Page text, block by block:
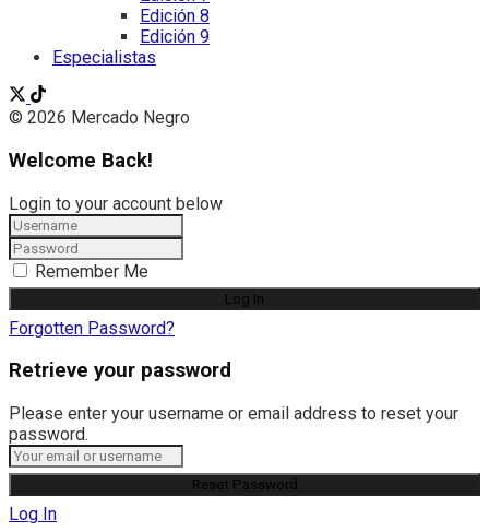
Edición 8
Edición 9
Especialistas
© 2026 Mercado Negro
Welcome Back!
Login to your account below
Remember Me
Forgotten Password?
Retrieve your password
Please enter your username or email address to reset your
password.
Log In